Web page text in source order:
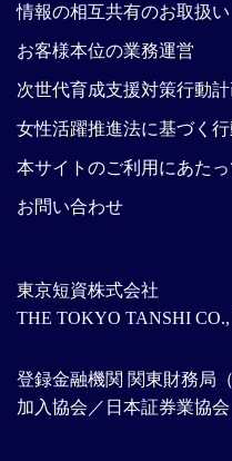
東京短資株式会社
THE TOKYO TANSHI
登録金融機関 関東財務局
加入協会／日本証券業協会
情報の相互共有のお取扱い
お客様本位の業務運営
次世代育成支援対策行動
女性活躍推進法に基づく
本サイトのご利用にあたっ
お問い合わせ